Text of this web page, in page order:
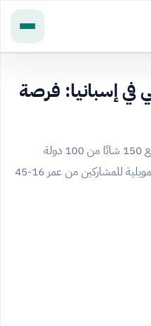
في إسبانيا: فرصة
منتدى الشباب العالمي في مدريد يجمع 150 شابًا من 100 دولة
لمناقشة تحديات عالمية عبر 4 فئات تمويلية للمشاركين من عمر 16-45